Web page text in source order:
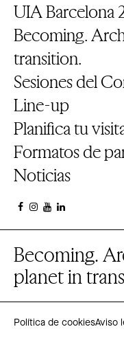
UIA Barcelona
Becoming.
transition.
Sesiones del
Line-up
Planifica tu
Formatos de
Noticias
Becoming.
planet in
Política de cookiesAviso